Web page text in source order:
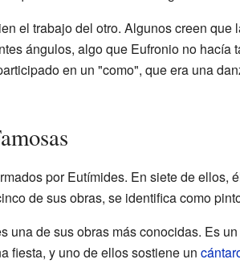
el trabajo del otro. Algunos creen
ángulos, algo que Eufronio no hacía
en un "como", que era una
por Eutímides. En siete de ellos,
de sus obras, se identifica como
una de sus obras más conocidas. Es
fiesta, y uno de ellos sostiene un